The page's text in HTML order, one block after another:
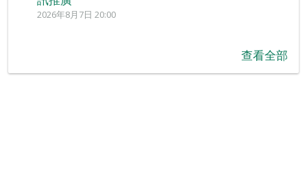
2026年8月7日 20:00
查看全部